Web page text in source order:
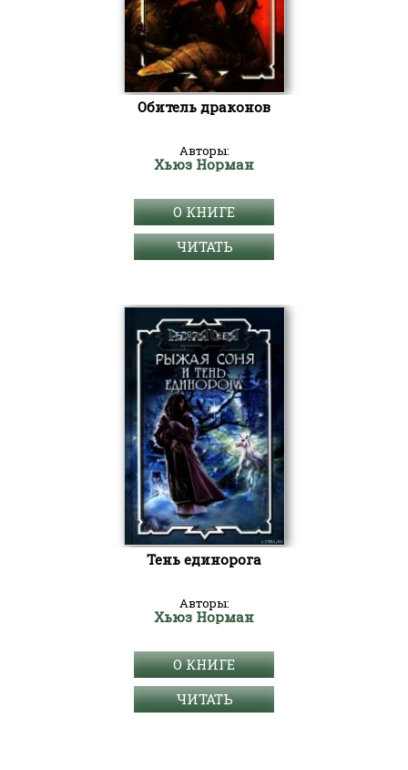
Обитель драконов
Авторы:
Хьюз Норман
О КНИГЕ
ЧИТАТЬ
Тень единорога
Авторы:
Хьюз Норман
О КНИГЕ
ЧИТАТЬ